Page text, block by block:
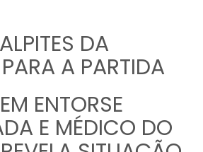
DA
A PARTIDA
ENTORSE
E MÉDICO DO